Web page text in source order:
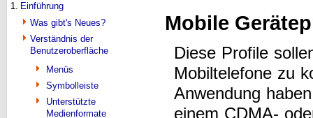
1. Einführung
Was gibt's Neues?
Verständnis der
Benutzeroberfläche
Menüs
Symbolleiste
Unterstützte
Medienformate
Mobile
Diese Profile
Mobiltelefone zu
Anwendung
einem CDMA-